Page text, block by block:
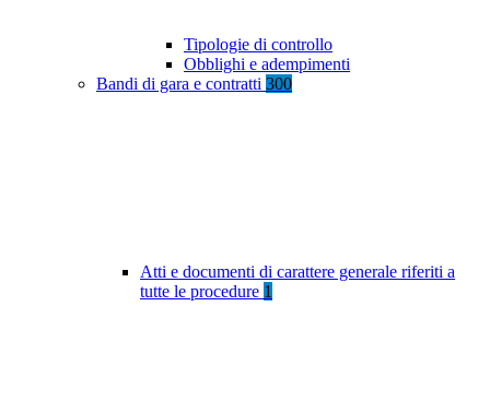
Tipologie di controllo
Obblighi e adempimenti
Bandi di gara e contratti 300
Atti e documenti di carattere generale riferiti a
tutte le procedure 1